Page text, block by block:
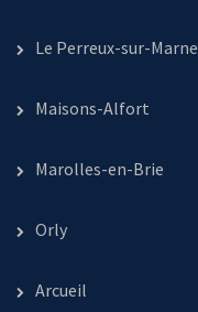
Le Perreux-sur-Marne
Maisons-Alfort
Marolles-en-Brie
Orly
Arcueil